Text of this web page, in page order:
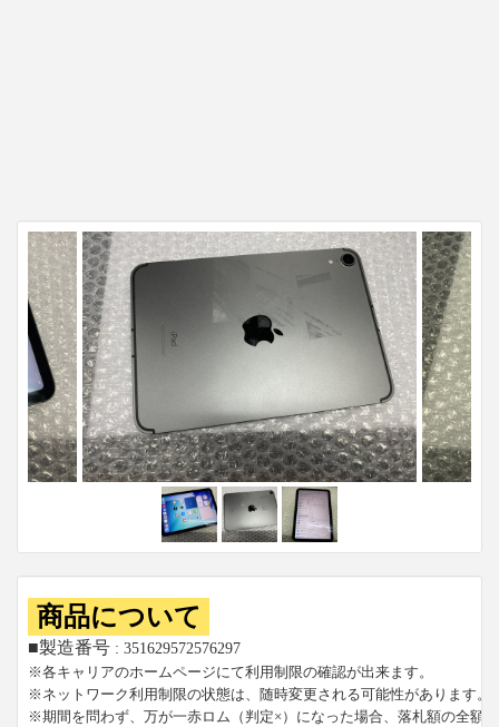
商品について
■製造番号 : 351629572576297
※各キャリアのホームページにて利用制限の確認が出来ます。
※ネットワーク利用制限の状態は、随時変更される可能性があります。
※期間を問わず、万が一赤ロム（判定×）になった場合、落札額の全額